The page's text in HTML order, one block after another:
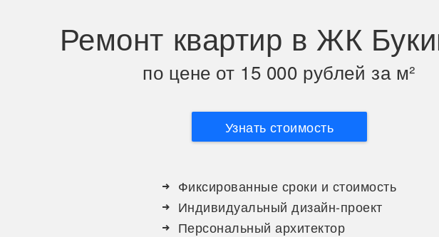
Ремонт квартир в ЖК
по цене от 15 000 рублей за м²
Узнать стоимость
Фиксированные сроки и стоимость
Индивидуальный дизайн-проект
Персональный архитектор